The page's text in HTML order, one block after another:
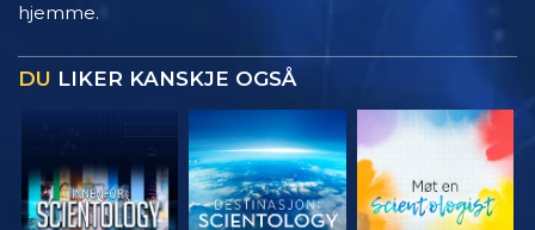
hjemme.
DU LIKER KANSKJE OGSÅ